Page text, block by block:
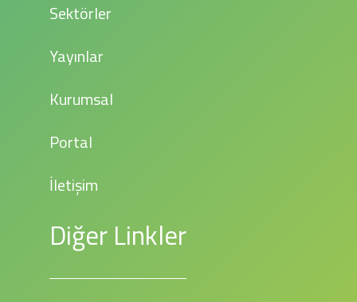
Sektörler
Yayınlar
Kurumsal
Portal
İletişim
Diğer Linkler